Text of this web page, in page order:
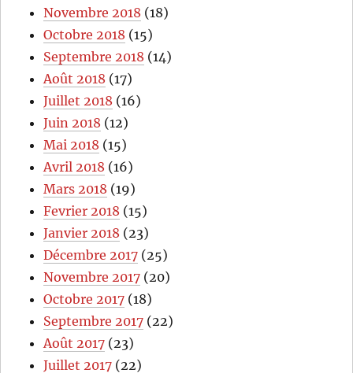
Novembre 2018 (18)
Octobre 2018 (15)
Septembre 2018 (14)
Août 2018 (17)
Juillet 2018 (16)
Juin 2018 (12)
Mai 2018 (15)
Avril 2018 (16)
Mars 2018 (19)
Fevrier 2018 (15)
Janvier 2018 (23)
Décembre 2017 (25)
Novembre 2017 (20)
Octobre 2017 (18)
Septembre 2017 (22)
Août 2017 (23)
Juillet 2017 (22)